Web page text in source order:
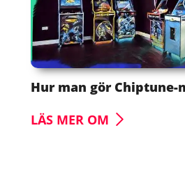
Hur man gör Chiptune-
LÄS MER OM